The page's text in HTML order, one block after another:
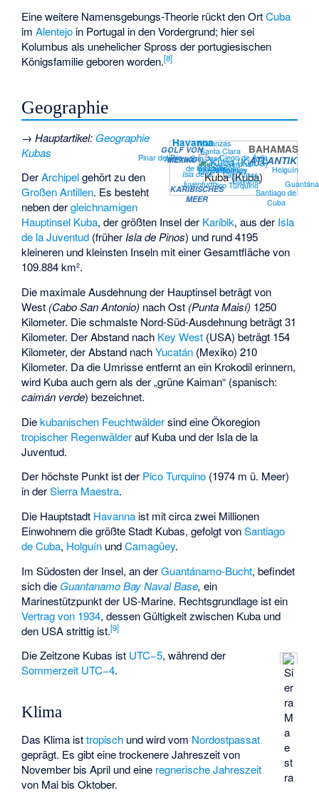
Eine weitere Namensgebungs-Theorie rückt den OrtCuba
imAlentejo in Portugal in den Vordergrund; hier sei
Kolumbus als unehelicher Spross der portugiesischen
Königsfamilie geboren worden.[8]
Geographie
Kuba (Kuba)
Havanna
Artemisa
Camagüey
Ciego de Ávila
Cienfuegos
Bayamo
Holguín
Nueva Gerona
Las Tunas
Matanzas
San José
de las Lajas
Pinar del Río
Sancti Spíritus
Santiago de
Cuba
Santa Clara
Pico Turquino
BAHAMAS
KARIBISCHES
MEER
GOLF VON
MEXIKO
ATLANTIK
Isla de la
Juventud
→Hauptartikel: Geographie
Kubas
DerArchipelgehört zu den
Großen Antillen. Es besteht
neben dergleichnamigen
Hauptinsel Kuba, der größten Insel der Karibik, aus der Isla
de la Juventud (früherIsla de Pinos) und rund 4195
kleineren und kleinsten Inseln mit einer Gesamtfläche von
109.884 km².
Die maximale Ausdehnung der Hauptinsel beträgt von
West (Cabo San Antonio) nach Ost (Punta Maisí) 1250
Kilometer. Die schmalste Nord-Süd-Ausdehnung beträgt 31
Kilometer. Der Abstand nach Key West (USA) beträgt 154
Kilometer, der Abstand nachYucatán (Mexiko) 210
Kilometer. Da die Umrisse entfernt an ein Krokodil erinnern,
wird Kuba auch gern als der „grüne Kaiman“ (spanisch:
caimán verde) bezeichnet.
Diekubanischen Feuchtwäldersind eine Ökoregion
tropischer Regenwälderauf Kuba und der Isla de la
Juventud.
Der höchste Punkt ist der Pico Turquino (1974 m ü. Meer)
in derSierra Maestra.
Die Hauptstadt Havanna ist mit circa zwei Millionen
Einwohnern die größte Stadt Kubas,gefolgtvonSantiago
de Cuba, Holguín undCamagüey.
Im Südosten der Insel, an derGuantánamo-Bucht, befindet
sich die Guantanamo Bay Naval Base, ein
Marinestützpunkt der US-Marine. Rechtsgrundlage ist ein
Vertrag von 1934, dessen Gültigkeit zwischen Kuba und
den USA strittig ist.[9]
Si
er
ra
M
a
e
st
ra
Die Zeitzone Kubas ist UTC−5, während der
Sommerzeit UTC−4.
Klima
Das Klima isttropisch und wird vom Nordostpassat
geprägt. Es gibt eine trockenere Jahreszeit von
November bis April und eine regnerische Jahreszeit
von Mai bis Oktober.